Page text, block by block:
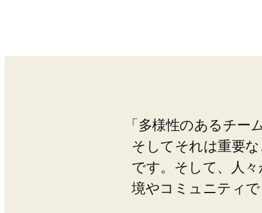
多様性のあるチー
そしてそれは重要
です。そして、人
境やコミュニティ